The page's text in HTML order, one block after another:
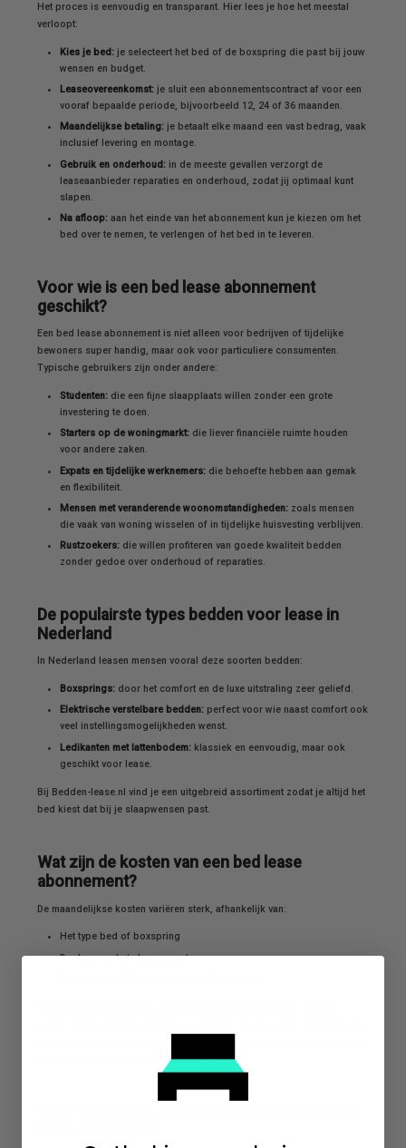
Het proces is eenvoudig en transparant. Hier lees je hoe het meestal
verloopt:
Kies je bed:je selecteert het bed of de boxspring die past bij jouw
wensen en budget.
Leaseovereenkomst:je sluit een abonnementscontract af voor een
vooraf bepaalde periode, bijvoorbeeld 12, 24 of 36 maanden.
Maandelijkse betaling:je betaalt elke maand een vast bedrag, vaak
inclusief levering en montage.
Gebruik en onderhoud:in de meeste gevallen verzorgt de
leaseaanbieder reparaties en onderhoud, zodat jij optimaal kunt
slapen.
Na afloop:aan het einde van het abonnement kun je kiezen om het
bed over te nemen, te verlengen of het bed in te leveren.
Voor wie is een bed lease abonnement
geschikt?
Een bed lease abonnement is niet alleen voor bedrijven of tijdelijke
bewoners super handig, maar ook voor particuliere consumenten.
Typische gebruikers zijn onder andere:
Studenten:die een fijne slaapplaats willen zonder een grote
investering te doen.
Starters op de woningmarkt:die liever financiële ruimte houden
voor andere zaken.
Expats en tijdelijke werknemers:die behoefte hebben aan gemak
en flexibiliteit.
Mensen met veranderende woonomstandigheden:zoals mensen
die vaak van woning wisselen of in tijdelijke huisvesting verblijven.
Rustzoekers:die willen profiteren van goede kwaliteit bedden
zonder gedoe over onderhoud of reparaties.
De populairste types bedden voor lease in
Nederland
In Nederland leasen mensen vooral deze soorten bedden:
Boxsprings:door het comfort en de luxe uitstraling zeer geliefd.
Elektrische verstelbare bedden:perfect voor wie naast comfort ook
veel instellingsmogelijkheden wenst.
Ledikanten met lattenbodem:klassiek en eenvoudig, maar ook
geschikt voor lease.
Bij Bedden-lease.nl vind je een uitgebreid assortiment zodat je altijd het
bed kiest dat bij je slaapwensen past.
Wat zijn de kosten van een bed lease
abonnement?
De maandelijkse kosten variëren sterk, afhankelijk van:
Het type bed of boxspring
De duur van het abonnement
maandbudget zonder onverwachte uitgaven.